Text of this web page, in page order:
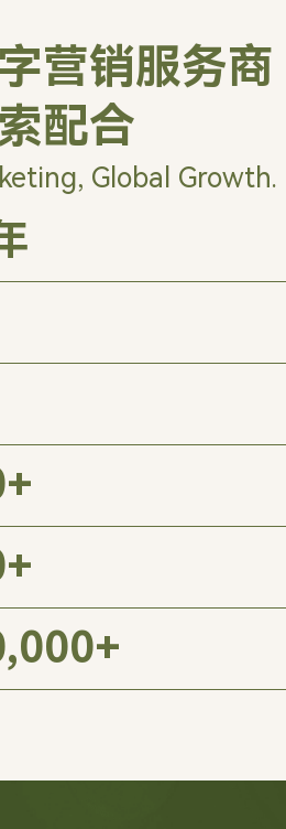
营销服务
配合
Global Growth.
+
+
+